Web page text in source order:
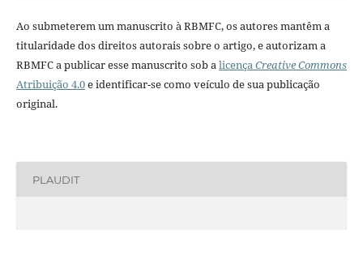
Ao submeterem um manuscrito à RBMFC, os autores mantêm a
titularidade dos direitos autorais sobre o artigo, e autorizam a
RBMFC a publicar esse manuscrito sob alicençaCreative Commons
Atribuição 4.0e identificar-se como veículo de sua publicação
original.
PLAUDIT